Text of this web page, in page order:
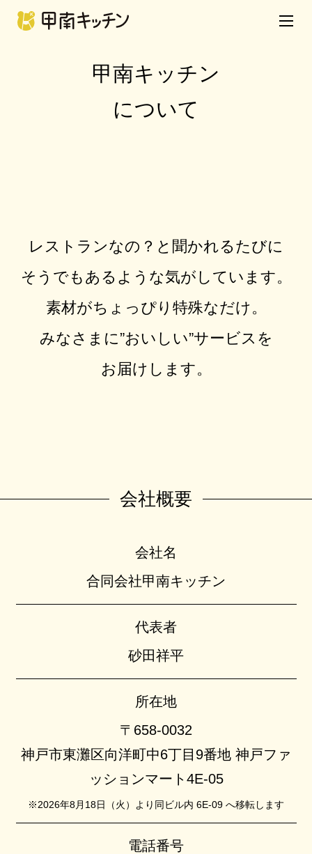
甲南キッチン
について
レストランなの？と聞かれるたびに
そうでもあるような気がしています。
素材がちょっぴり特殊なだけ。
みなさまに”おいしい”サービスを
お届けします。
会社概要
会社名
合同会社甲南キッチン
代表者
砂田祥平
所在地
〒658-0032
神戸市東灘区向洋町中6丁目9番地 神戸ファ
ッションマート4E-05
※2026年8月18日（火）より同ビル内 6E-09 へ移転します
電話番号